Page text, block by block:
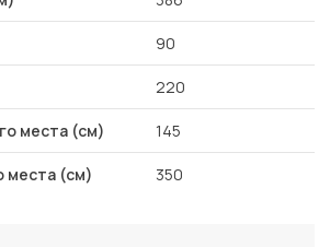
90
220
места (см) 145
места (см) 350